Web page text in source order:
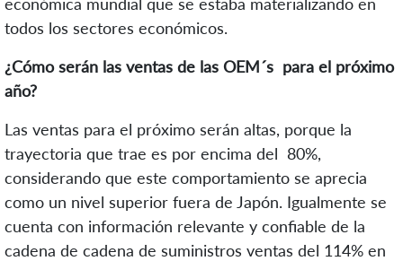
todos los sectores económicos.
¿Cómo serán las ventas de las OEM´s para el próximo
año?
Las ventas para el próximo serán altas, porque la
trayectoria que trae es por encima del 80%,
considerando que este comportamiento se aprecia
como un nivel superior fuera de Japón. Igualmente se
cuenta con información relevante y confiable de la
cadena de cadena de suministros ventas del 114% en